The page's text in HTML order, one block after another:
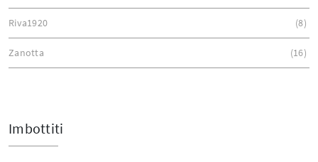
Riva1920 8
Zanotta 16
Imbottiti